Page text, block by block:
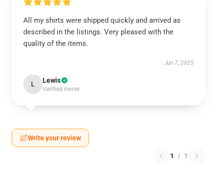
All my shirts were shipped quickly and arrived as
described in the listings. Very pleased with the
quality of the items.
Jun 7, 2025
L Lewis
Verified owner
Write your review
1 / 1